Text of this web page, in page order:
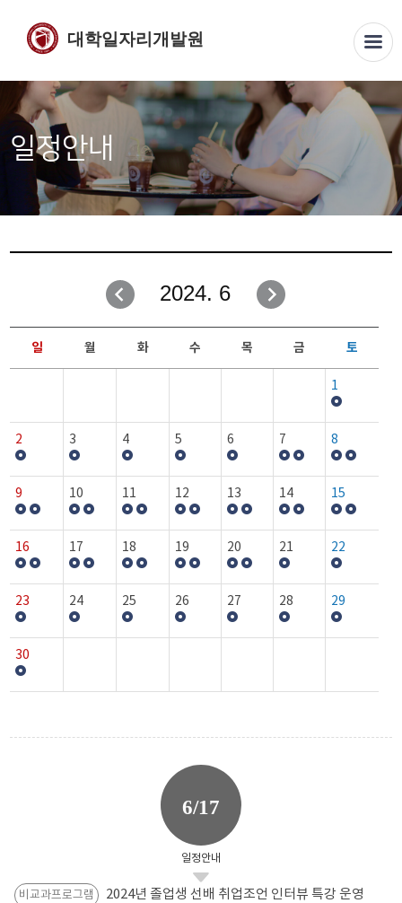
대학일자리개발원
일정안내
2024. 6
일 월 화 수 목 금 토
1
2 3 4 5 6 7 8
9 10 11 12 13 14 15
16 17 18 19 20 21 22
23 24 25 26 27 28 29
30
6/17
일정안내
비교과프로그램 2024년 졸업생 선배 취업조언 인터뷰 특강 운영